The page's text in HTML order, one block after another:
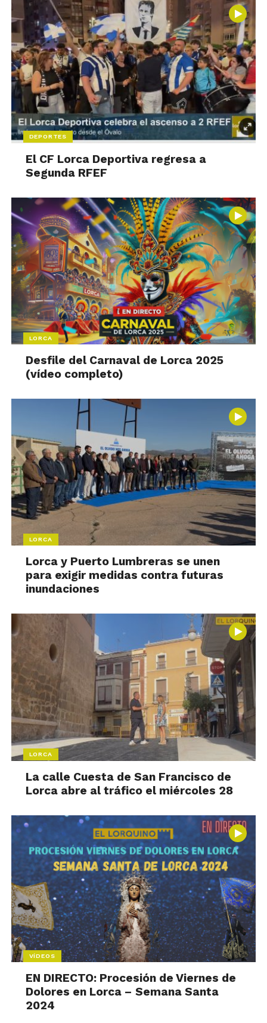
DEPORTES
El CF Lorca Deportiva regresa a
Segunda RFEF
LORCA
Desfile del Carnaval de Lorca 2025
(vídeo completo)
LORCA
Lorca y Puerto Lumbreras se unen
para exigir medidas contra futuras
inundaciones
LORCA
La calle Cuesta de San Francisco de
Lorca abre al tráfico el miércoles 28
VÍDEOS
EN DIRECTO: Procesión de Viernes de
Dolores en Lorca – Semana Santa
2024